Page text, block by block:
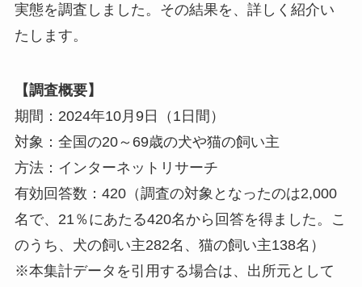
実態を調査しました。その結果を、詳しく紹介い
たします。
【調査概要】
期間：2024年10月9日（1日間）
対象：全国の20～69歳の犬や猫の飼い主
方法：インターネットリサーチ
有効回答数：420（調査の対象となったのは2,000
名で、21％にあたる420名から回答を得ました。こ
のうち、犬の飼い主282名、猫の飼い主138名）
※本集計データを引用する場合は、出所元として